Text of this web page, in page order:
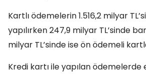
Kartlı ödemelerin 1.516,2 milyar
yapılırken 247,9 milyar TL’sinde
milyar TL’sinde ise ön ödemeli
Kredi kartı ile yapılan ödemelerde